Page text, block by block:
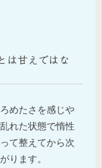
は甘えではな
めたさを感じや
れた状態で惰性
て整えてから次
ります。